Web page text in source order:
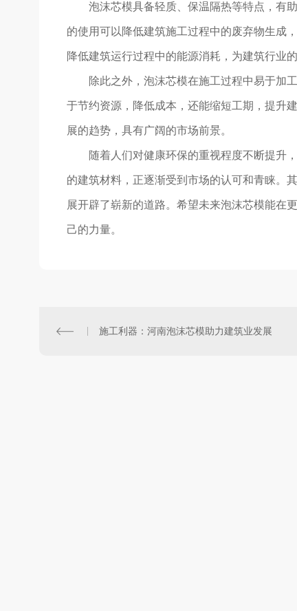
泡沫芯模具备轻质、保温隔热等特点，有
的使用可以降低建筑施工过程中的废弃物生成
降低建筑运行过程中的能源消耗，为建筑行业
除此之外，泡沫芯模在施工过程中易于加
于节约资源，降低成本，还能缩短工期，提升
展的趋势，具有广阔的市场前景。
随着人们对健康环保的重视程度不断提升
的建筑材料，正逐渐受到市场的认可和青睐。
展开辟了崭新的道路。希望未来泡沫芯模能在
己的力量。
施工利器：河南泡沫芯模助力建筑业发展